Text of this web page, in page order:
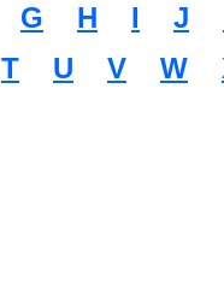
G H I J
T U V W